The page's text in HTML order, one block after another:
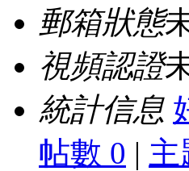
郵箱狀態
視頻認證
統計信息
帖數 0 | 主